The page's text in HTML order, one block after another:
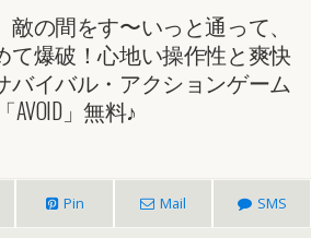
の間をす〜いっと通って、
て爆破！心地い操作性と爽快
バイバル・アクションゲーム
「AVOID」無料♪
Pin Mail SMS